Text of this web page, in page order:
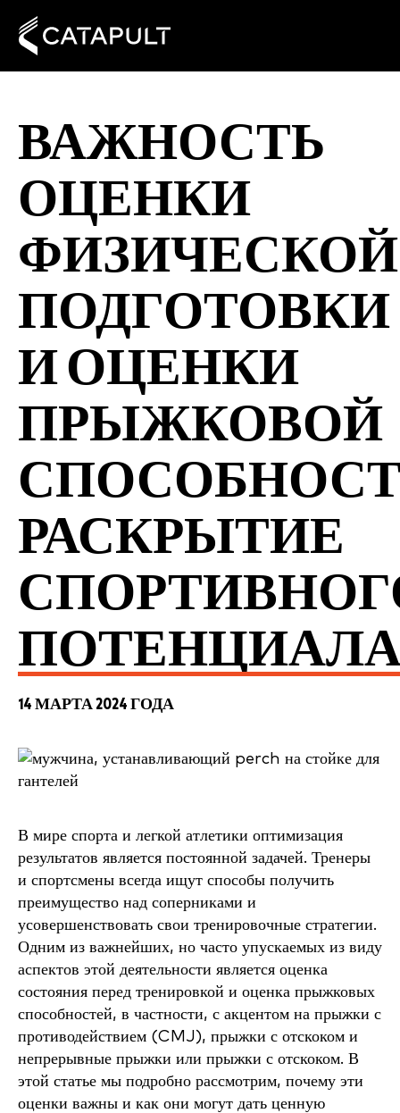
ВАЖНОСТЬ
ОЦЕНКИ
ФИЗИЧЕСКОЙ
ПОДГОТОВКИ
И ОЦЕНКИ
ПРЫЖКОВОЙ
РАСКРЫТИЕ
14 МАРТА 2024 ГОДА
В мире спорта и легкой атлетики оптимизация
результатов является постоянной задачей. Тренеры
и спортсмены всегда ищут способы получить
преимущество над соперниками и
усовершенствовать свои тренировочные стратегии.
Одним из важнейших, но часто упускаемых из виду
аспектов этой деятельности является оценка
состояния перед тренировкой и оценка прыжковых
способностей, в частности, с акцентом на прыжки с
противодействием (CMJ), прыжки с отскоком и
непрерывные прыжки или прыжки с отскоком. В
этой статье мы подробно рассмотрим, почему эти
оценки важны и как они могут дать ценную